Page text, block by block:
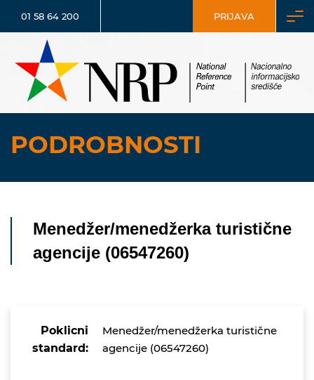
01 58 64 200 PRIJAVA
PODROBNOSTI
Menedžer/menedžerka turistične
agencije (06547260)
Poklicni
standard:
Menedžer/menedžerka turistične
agencije (06547260)